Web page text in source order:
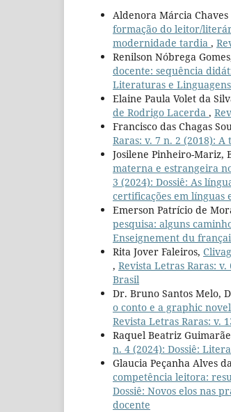
Aldenora Márcia
formação do leitor/
modernidade tardia ,
Renilson Nóbrega
docente: sequência
Literaturas e
Elaine Paula Volet da
de Rodrigo Lacerda ,
Francisco das Chagas
Raras: v. 7 n. 2 (2018):
Josilene Pinheiro-Mariz,
materna e estrangeira
3 (2024): Dossiê: As
certificações em línguas
Emerson Patrício de
pesquisa: alguns
Enseignement du
Rita Jover Faleiros,
, Revista Letras Raras:
Brasil
Dr. Bruno Santos Melo,
o conto e a graphic
Revista Letras Raras: v.
Raquel Beatriz
n. 4 (2024): Dossiê:
Glaucia Peçanha Alves
competência leitora:
Dossiê: Novos elos nas
docente